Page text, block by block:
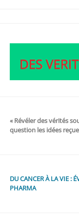
« Révéler des vérités
question les idées
DU CANCER À LA VIE :
PHARMA